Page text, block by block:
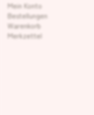
Mein Konto
Bestellungen
Warenkorb
Merkzettel